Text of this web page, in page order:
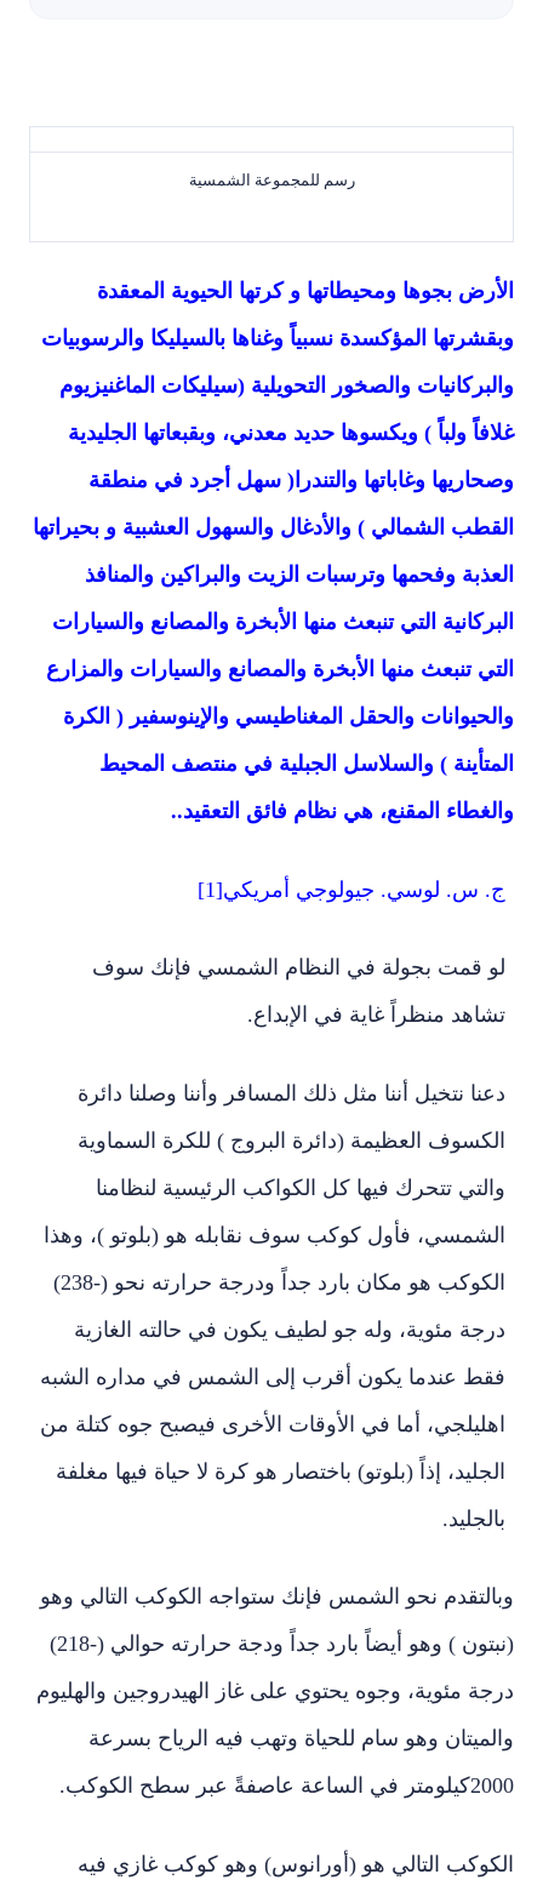
رسم للمجموعة الشمسية
الأرض بجوها ومحيطاتها و كرتها الحيوية المعقدة
وبقشرتها المؤكسدة نسبياً وغناها بالسيليكا والرسوبيات
والبركانيات والصخور التحويلية (سيليكات الماغنيزيوم
غلافاً ولباً ) ويكسوها حديد معدني، وبقبعاتها الجليدية
وصحاريها وغاباتها والتندرا( سهل أجرد في منطقة
القطب الشمالي ) والأدغال والسهول العشبية و بحيراتها
العذبة وفحمها وترسبات الزيت والبراكين والمنافذ
البركانية التي تنبعث منها الأبخرة والمصانع والسيارات
التي تنبعث منها الأبخرة والمصانع والسيارات والمزارع
والحيوانات والحقل المغناطيسي والإينوسفير ( الكرة
المتأينة ) والسلاسل الجبلية في منتصف المحيط
والغطاء المقنع، هي نظام فائق التعقيد..
ج. س. لوسي. جيولوجي أمريكي[1]
لو قمت بجولة في النظام الشمسي فإنك سوف
تشاهد منظراً غاية في الإبداع.
دعنا نتخيل أننا مثل ذلك المسافر وأننا وصلنا دائرة
الكسوف العظيمة (دائرة البروج ) للكرة السماوية
والتي تتحرك فيها كل الكواكب الرئيسية لنظامنا
الشمسي، فأول كوكب سوف نقابله هو (بلوتو )، وهذا
الكوكب هو مكان بارد جداً ودرجة حرارته نحو (-238)
درجة مئوية، وله جو لطيف يكون في حالته الغازية
فقط عندما يكون أقرب إلى الشمس في مداره الشبه
اهليلجي، أما في الأوقات الأخرى فيصبح جوه كتلة من
الجليد، إذاً (بلوتو) باختصار هو كرة لا حياة فيها مغلفة
بالجليد.
وبالتقدم نحو الشمس فإنك ستواجه الكوكب التالي وهو
(نبتون ) وهو أيضاً بارد جداً ودجة حرارته حوالي (-218)
درجة مئوية، وجوه يحتوي على غاز الهيدروجين والهليوم
والميتان وهو سام للحياة وتهب فيه الرياح بسرعة
2000كيلومتر في الساعة عاصفةً عبر سطح الكوكب.
الكوكب التالي هو (أورانوس) وهو كوكب غازي فيه